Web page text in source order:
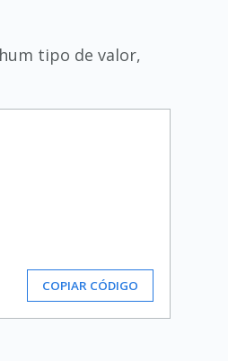
tipo de valor,
COPIAR CÓDIGO